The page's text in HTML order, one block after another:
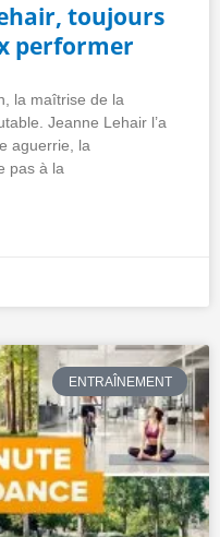
toujours
performer
la maîtrise de la
Jeanne Lehair l’a
aguerrie, la
pas à la
ENTRAÎNEMENT